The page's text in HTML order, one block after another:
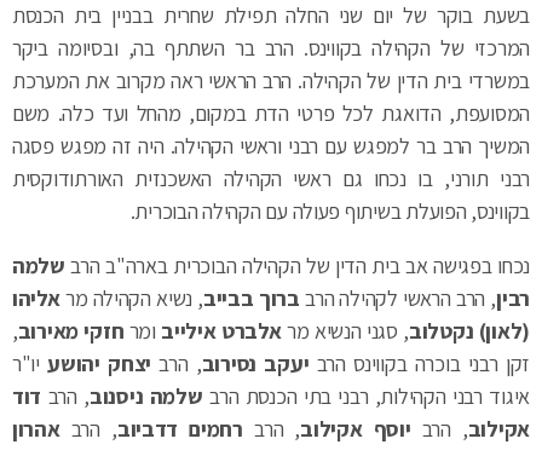
במשרדי בית הדין של הקהילה. הרב הראשי ראה מקרוב את המערכת
המסועפת, הדואגת לכל פרטי הדת במקום, מהחל ועד כלה. משם
המשיך הרב בר למפגש עם רבני וראשי הקהילה. היה זה מפגש פסגה
רבני תורני, בו נכחו גם ראשי הקהילה האשכנזית האורתודוקסית
בקווינס, הפועלת בשיתוף פעולה עם הקהילה הבוכרית.
נכחו בפגישה אב בית הדין של הקהילה הבוכרית בארה"ב הרב
(לאון) נקטלוב, סגני הנשיא מראלברט אילייבומר חזקי מאירוב,
זקן רבני בוכרה בקווינס הרביעקב נסירוב, הרב יצחק יהושעיו"ר
איגוד רבני הקהילות, רבני בתי הכנסת הרבשלמה ניסנוב, הרב דוד
אקילוב , הרב יוסף אקילוב, הרברחמים דדביוב, הרבאהרון
שמחוב, הרבאברהם טביבובוהרב חגי ניאזוב. עוד נכחו בפגישה,
מזכיר בית הדין של הקהילה הרבדוד שושן וכן הרבנים הנכבדים